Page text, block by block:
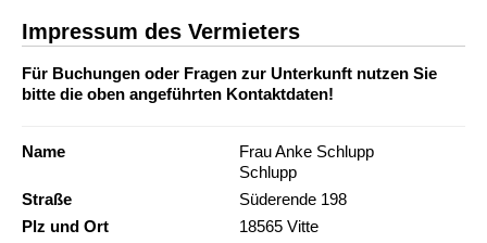
Impressum des Vermieters
Für Buchungen oder Fragen zur Unterkunft nutzen Sie
bitte die oben angeführten Kontaktdaten!
Name
Frau Anke Schlupp
Schlupp
Straße
Süderende 198
Plz und Ort
18565 Vitte